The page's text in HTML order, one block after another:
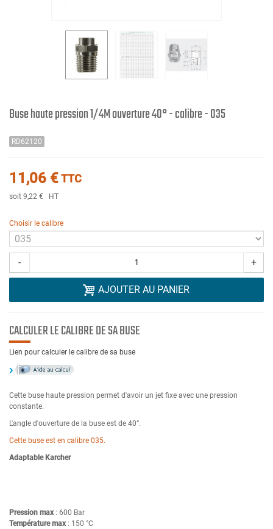
Buse haute pression 1/4M ouverture 40° - calibre - 035
RD62120
11,06 €TTC
soit 9,22 € HT
Choisir le calibre
- +
AJOUTER AU PANIER
CALCULER LE CALIBRE DE SA BUSE
Lien pour calculer le calibre de sa buse
Cette buse haute pression permet d'avoir un jet fixe avec une pression
constante.
L'angle d'ouverture de la buse est de 40°.
Cette buse est en calibre 035.
Adaptable Karcher
Pression max: 600 Bar
Température max: 150 °C